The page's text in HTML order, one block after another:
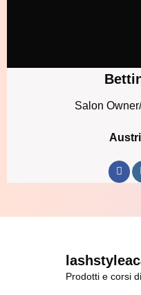
Salon
Prodotti e corsi